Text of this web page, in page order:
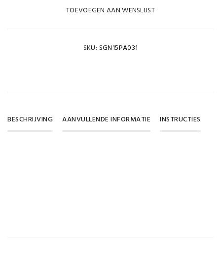
TOEVOEGEN AAN WENSLIJST
SKU: SGN15PA031
BESCHRIJVING AANVULLENDE INFORMATIE INSTRUCTIES